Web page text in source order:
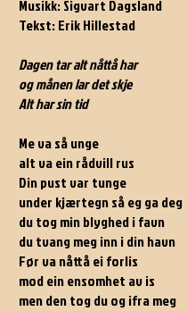
Musikk: Sigvart Dagsland
Tekst: Erik Hillestad
Dagen tar alt nåttå har
og månen lar det skje
Alt har sin tid
Me va så unge
alt va ein rådvill rus
Din pust var tunge
under kjærtegn så eg ga deg
du tog min blyghed i favn
du tvang meg inn i din havn
Før va nåttå ei forlis
mod ein ensomhet av is
men den tog du og ifra meg